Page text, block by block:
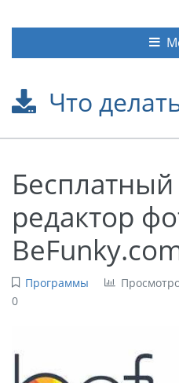
Что
редактор
Программы
0